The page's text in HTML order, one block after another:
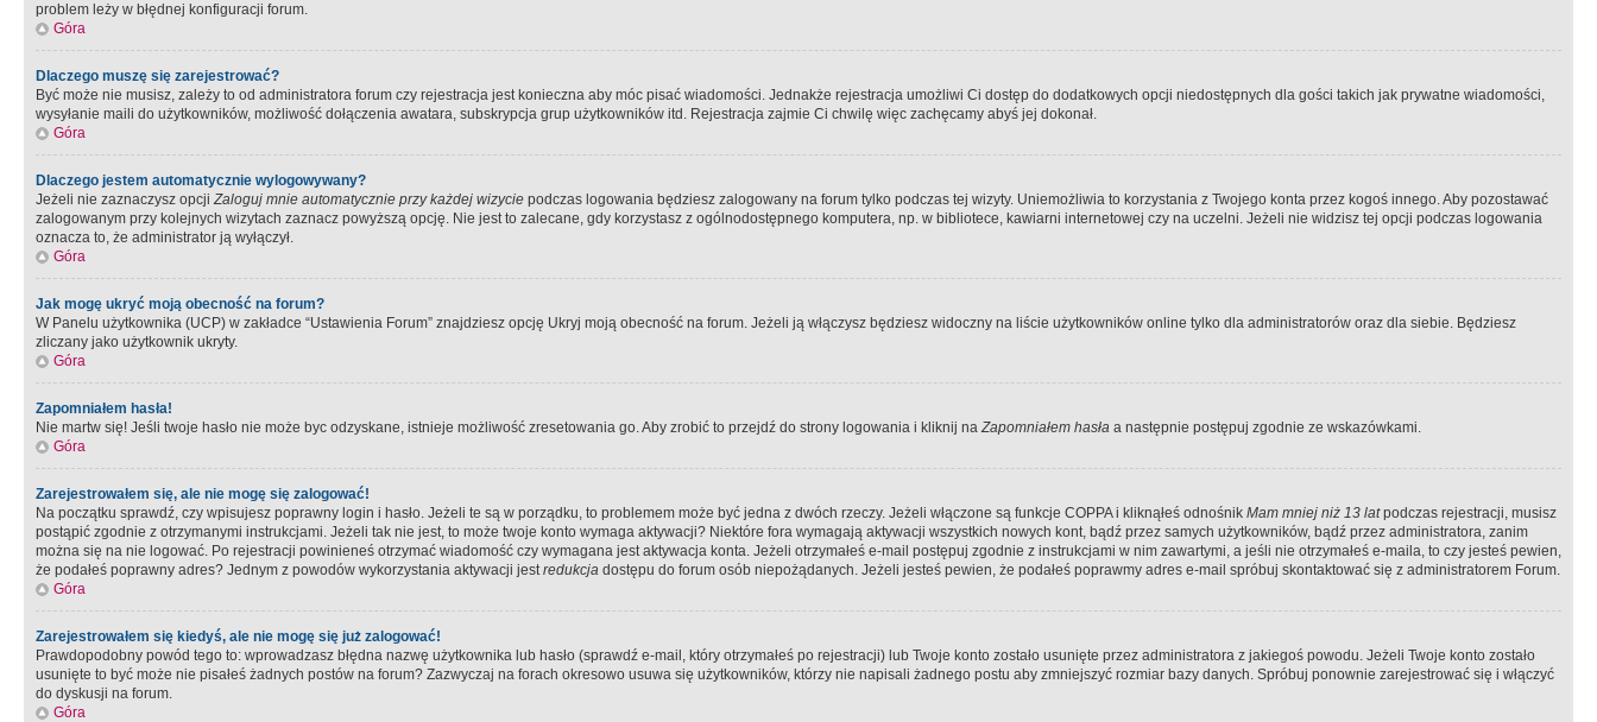
problem leży w błędnej konfiguracji forum.
Góra
Dlaczego muszę się zarejestrować?
Być może nie musisz, zależy to od administratora forum czy rejestracja jest konieczna aby móc pisać wiadomości. Jednakże rejestracja umożliwi Ci dostęp do dodatkowych opcji niedostępnych dla gości takich jak prywatne wiadomości,
wysyłanie maili do użytkowników, możliwość dołączenia awatara, subskrypcja grup użytkowników itd. Rejestracja zajmie Ci chwilę więc zachęcamy abyś jej dokonał.
Góra
Dlaczego jestem automatycznie wylogowywany?
Jeżeli nie zaznaczysz opcjiZaloguj mnie automatycznie przy każdej wizycie podczas logowania będziesz zalogowany na forum tylko podczas tej wizyty. Uniemożliwia to korzystania z Twojego konta przez kogoś innego. Aby pozostawać
zalogowanym przy kolejnych wizytach zaznacz powyższą opcję. Nie jest to zalecane, gdy korzystasz z ogólnodostępnego komputera, np. w bibliotece, kawiarni internetowej czy na uczelni. Jeżeli nie widzisz tej opcji podczas logowania
oznacza to, że administrator ją wyłączył.
Góra
Jak mogę ukryć moją obecność na forum?
W Panelu użytkownika (UCP) w zakładce “Ustawienia Forum” znajdziesz opcję Ukryj moją obecność na forum. Jeżeli ją włączysz będziesz widoczny na liście użytkowników online tylko dla administratorów oraz dla siebie. Będziesz
zliczany jako użytkownik ukryty.
Góra
Zapomniałem hasła!
Nie martw się! Jeśli twoje hasło nie może byc odzyskane, istnieje możliwość zresetowania go. Aby zrobić to przejdź do strony logowania i kliknij naZapomniałem hasła a następnie postępuj zgodnie ze wskazówkami.
Góra
Zarejestrowałem się, ale nie mogę się zalogować!
Na początku sprawdź, czy wpisujesz poprawny login i hasło. Jeżeli te są w porządku, to problemem może być jedna z dwóch rzeczy. Jeżeli włączone są funkcje COPPA i kliknąłeś odnośnik Mam mniej niż 13 latpodczas rejestracji, musisz
postąpić zgodnie z otrzymanymi instrukcjami. Jeżeli tak nie jest, to może twoje konto wymaga aktywacji? Niektóre fora wymagają aktywacji wszystkich nowych kont, bądź przez samych użytkowników, bądź przez administratora, zanim
można się na nie logować. Po rejestracji powinieneś otrzymać wiadomość czy wymagana jest aktywacja konta. Jeżeli otrzymałeś e-mail postępuj zgodnie z instrukcjami w nim zawartymi, a jeśli nie otrzymałeś e-maila, to czy jesteś pewien,
że podałeś poprawny adres? Jednym z powodów wykorzystania aktywacji jestredukcja dostępu do forum osób niepożądanych. Jeżeli jesteś pewien, że podałeś poprawmy adres e-mail spróbuj skontaktować się z administratorem Forum.
Góra
Zarejestrowałem się kiedyś, ale nie mogę się już zalogować!
Prawdopodobny powód tego to: wprowadzasz błędna nazwę użytkownika lub hasło (sprawdź e-mail, który otrzymałeś po rejestracji) lub Twoje konto zostało usunięte przez administratora z jakiegoś powodu. Jeżeli Twoje konto zostało
usunięte to być może nie pisałeś żadnych postów na forum? Zazwyczaj na forach okresowo usuwa się użytkowników, którzy nie napisali żadnego postu aby zmniejszyć rozmiar bazy danych. Spróbuj ponownie zarejestrować się i włączyć
do dyskusji na forum.
Góra